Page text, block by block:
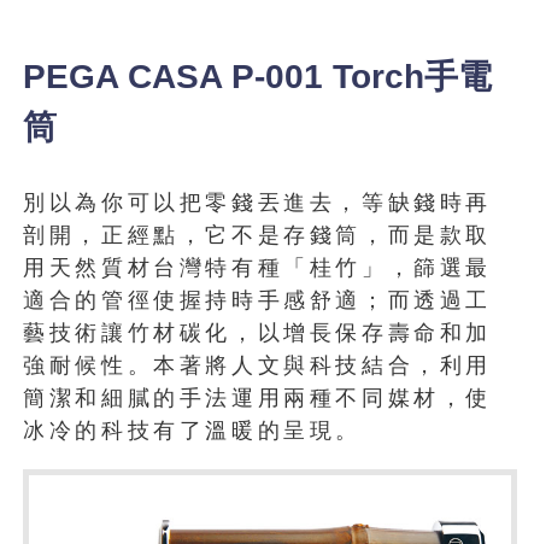
PEGA CASA P-001 Torch手電
筒
別以為你可以把零錢丟進去，等缺錢時再
剖開，正經點，它不是存錢筒，而是款取
用天然質材台灣特有種「桂竹」，篩選最
適合的管徑使握持時手感舒適；而透過工
藝技術讓竹材碳化，以增長保存壽命和加
強耐候性。本著將人文與科技結合，利用
簡潔和細膩的手法運用兩種不同媒材，使
冰冷的科技有了溫暖的呈現。